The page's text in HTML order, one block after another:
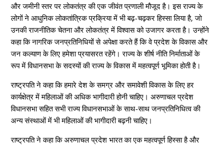
और जमीनी स्तर पर लोकतंत्र की एक जीवंत प्रणाली मौजूद है। इस राज्य के
लोगों ने आधुनिक लोकतांत्रिक प्रक्रिया में भी बढ़-चढ़कर हिस्सा लिया है, जो
उनकी राजनीतिक चेतना और लोकतंत्र में विश्वास को उजागर करता है। उन्होंने
कहा कि नागरिक जनप्रतिनिधियों से अपेक्षा करते हैं कि वे प्रदेश के विकास और
जन कल्याण के लिए हमेशा प्रयासरत रहेंगे। राज्य के शीर्ष नीति निर्माताओं के
रूप में विधानसभा के सदस्यों की राज्य के विकास में महत्वपूर्ण भूमिका होती है।
राष्ट्रपति ने कहा कि हमारे देश के समग्र और समावेशी विकास के लिए हर
कार्यक्षेत्र में महिलाओं की अधिक भागीदारी होनी चाहिए। अरुणाचल प्रदेश
विधानसभा सहित सभी राज्य विधानसभाओं के साथ-साथ जनप्रतिनिधित्व की
अन्य संस्थाओं में भी महिलाओं की भागीदारी बढ़नी चाहिए।
राष्ट्रपति ने कहा कि अरुणाचल प्रदेश भारत का एक महत्वपूर्ण हिस्सा है और